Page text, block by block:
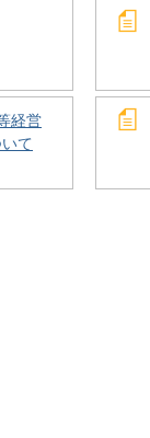
経営
て